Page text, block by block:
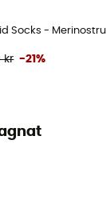
Socks -
kr -21%